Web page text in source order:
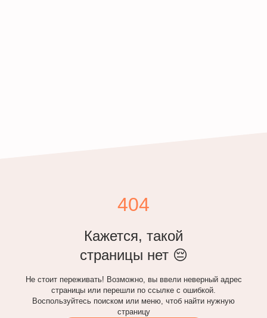
404
Кажется, такой
страницы нет 😔
Не стоит переживать! Возможно, вы ввели неверный адрес
страницы или перешли по ссылке с ошибкой.
Воспользуйтесь поиском или меню, чтоб найти нужную
страницу